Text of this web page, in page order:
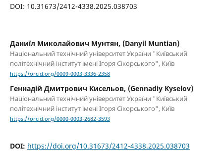
DOI: 10.31673/2412-4338.2025.038703
Даниїл Миколайович Мунтян, (Danyil Muntian)
Національний технічний університет України "Київський
політехнічний інститут імені Ігоря Сікорського", Київ
https://orcid.org/0009-0003-3336-2358
Геннадій Дмитрович Кисельов, (Gennadiy Kyselov)
Національний технічний університет України "Київський
політехнічний інститут імені Ігоря Сікорського", Київ
https://orcid.org/0000-0003-2682-3593
DOI: https://doi.org/10.31673/2412-4338.2025.038703